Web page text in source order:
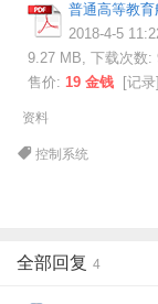
普通高等教
2018-4-5
9.27 MB, 下载次数:
售价: 19 金钱 [记录
资料
控制系统
全部回复 4